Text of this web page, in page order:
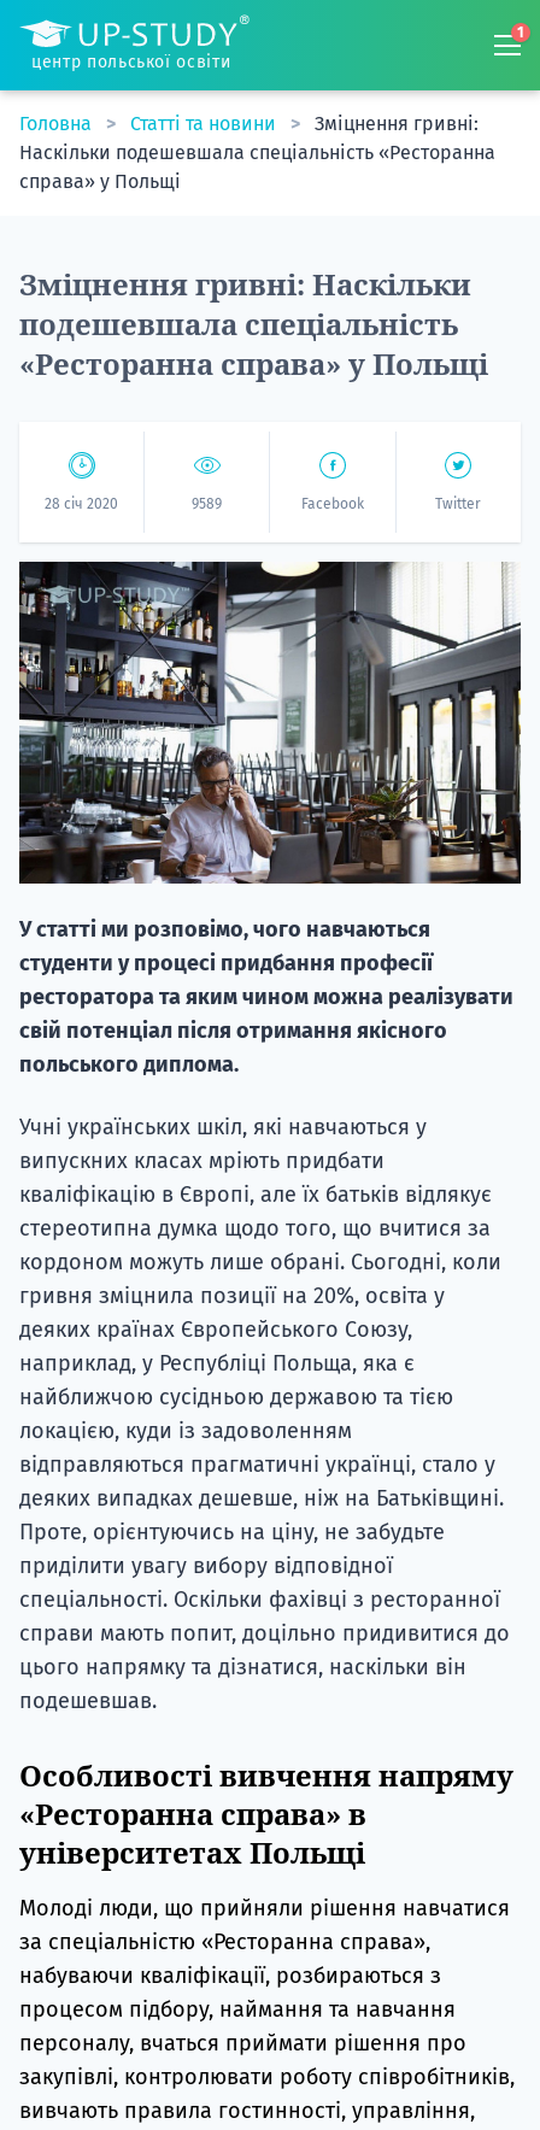
центр польської освіти
1
Головна Статті та новини
Зміцнення гривні:
Наскільки подешевшала спеціальність «Ресторанна
справа» у Польщі
Зміцнення гривні: Наскільки
подешевшала спеціальність
«Ресторанна справа» у Польщі
28 січ 2020 9589 Facebook Twitter
У статті ми розповімо, чого навчаються
студенти у процесі придбання професії
ресторатора та яким чином можна реалізувати
свій потенціал після отримання якісного
польського диплома.
Учні українських шкіл, які навчаються у
випускних класах мріють придбати
кваліфікацію в Європі, але їх батьків відлякує
стереотипна думка щодо того, що вчитися за
кордоном можуть лише обрані. Сьогодні, коли
гривня зміцнила позиції на 20%, освіта у
деяких країнах Європейського Союзу,
наприклад, у Республіці Польща, яка є
найближчою сусідньою державою та тією
локацією, куди із задоволенням
відправляються прагматичні українці, стало у
деяких випадках дешевше, ніж на Батьківщині.
Проте, орієнтуючись на ціну, не забудьте
приділити увагу вибору відповідної
спеціальності. Оскільки фахівці з ресторанної
справи мають попит, доцільно придивитися до
цього напрямку та дізнатися, наскільки він
подешевшав.
Особливості вивчення напряму
«Ресторанна справа» в
університетах Польщі
Молоді люди, що прийняли рішення навчатися
за спеціальністю «Ресторанна справа»,
набуваючи кваліфікації, розбираються з
процесом підбору, наймання та навчання
персоналу, вчаться приймати рішення про
закупівлі, контролювати роботу співробітників,
вивчають правила гостинності, управління,
НАБІР
вступ на